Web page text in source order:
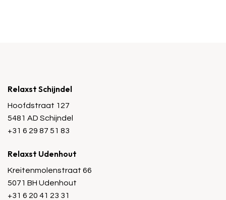
Relaxst Schijndel
Hoofdstraat 127
5481 AD Schijndel
+31 6 29 87 51 83
Relaxst Udenhout
Kreitenmolenstraat 66
5071 BH Udenhout
+31 6 20 41 23 31